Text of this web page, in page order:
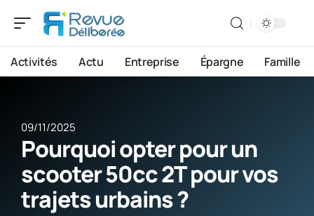
Activités Actu Entreprise Épargne Famille
09/11/2025
Pourquoi opter pour un
scooter 50cc 2T pour vos
trajets urbains ?